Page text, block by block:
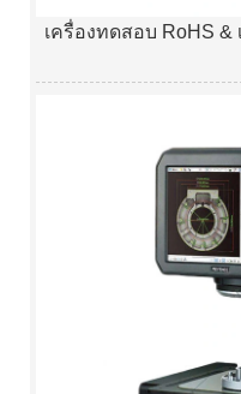
เครื่องทดสอบ RoHS